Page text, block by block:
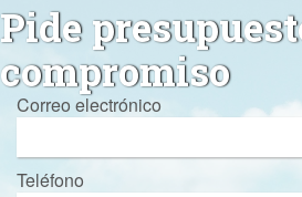
Pide
compromiso
Correo electrónico
Teléfono